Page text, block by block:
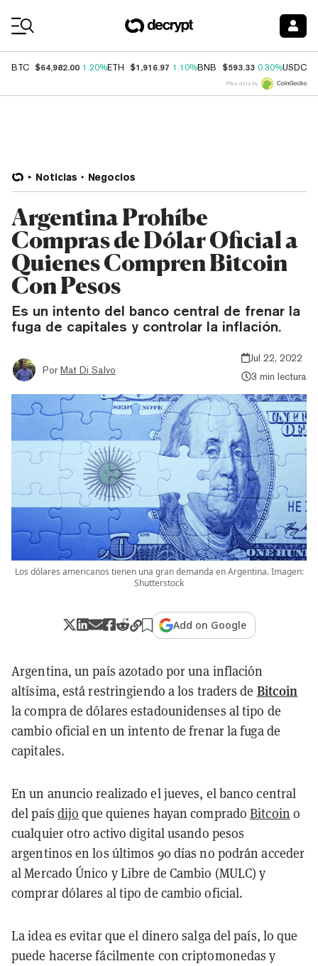
BTC $64,982.00 1.20%ETH $1,916.97 1.10%BNB $593.33 0.30%USDC
Price data by
Noticias Negocios
Argentina Prohíbe
Compras de Dólar Oficial a
Quienes Compren Bitcoin
Con Pesos
Es un intento del banco central de frenar la
fuga de capitales y controlar la inflación.
Por Mat Di Salvo
Jul 22, 2022
3 min lectura
Los dólares americanos tienen una gran demanda en Argentina. Imagen:
Shutterstock
Add on Google
Argentina, un país azotado por una inflación
altísima, está restringiendo a los traders de Bitcoin
la compra de dólares estadounidenses al tipo de
cambio oficial en un intento de frenar la fuga de
capitales.
En un anuncio realizado el jueves, el banco central
del país dijo que quienes hayan compradoBitcoin o
cualquier otro activo digital usando pesos
argentinos en los últimos 90 días no podrán acceder
al Mercado Único y Libre de Cambio (MULC) y
comprar dólares al tipo de cambio oficial.
La idea es evitar que el dinero salga del país, lo que
puede hacerse fácilmente con criptomonedas y